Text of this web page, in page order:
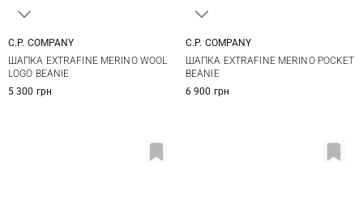
C.P. COMPANY
ШАПКА EXTRAFINE MERINO WOOL
LOGO BEANIE
5 300 грн
C.P. COMPANY
ШАПКА EXTRAFINE MERINO POCKET
BEANIE
6 900 грн